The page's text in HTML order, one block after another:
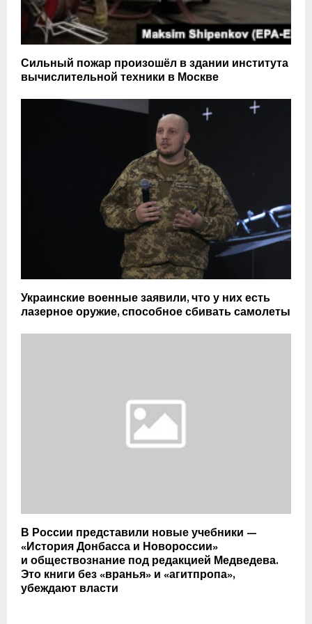
Сильный пожар произошёл в здании института
вычислительной техники в Москве
Украинские военные заявили, что у них есть
лазерное оружие, способное сбивать самолеты
В России представили новые учебники —
«История Донбасса и Новороссии»
и обществознание под редакцией Медведева.
Это книги без «вранья» и «агитпропа»,
убеждают власти